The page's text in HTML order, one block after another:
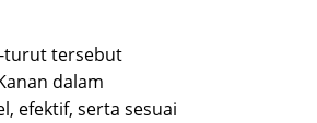
turut tersebut
dalam
efektif, serta sesuai